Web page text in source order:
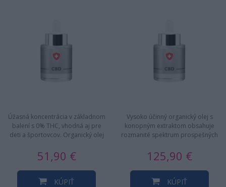
Úžasná koncentrácia v základnom
balení s 0% THC, vhodná aj pre
deti a športovcov. Organický olej
51,90 €
KÚPIŤ
Vysoko účinný organický olej s
konopným extraktom obsahuje
rozmanité spektrum prospešných
125,90 €
KÚPIŤ